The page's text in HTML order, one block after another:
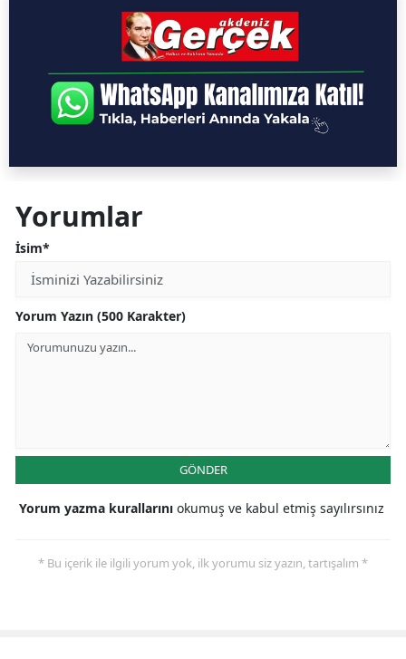
Yorumlar
İsim*
Yorum Yazın (500 Karakter)
GÖNDER
Yorum yazma kurallarını okumuş ve kabul etmiş sayılırsınız
* Bu içerik ile ilgili yorum yok, ilk yorumu siz yazın, tartışalım *